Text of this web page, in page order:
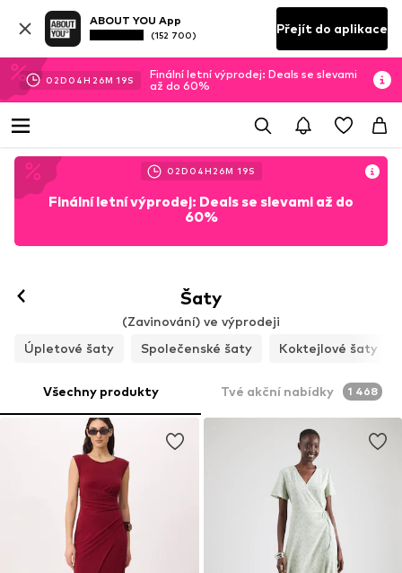
ABOUT YOU App
(152 700) Přejít do aplikace
02D 04H 26M 16S
Finální letní výprodej: Deals se slevami
až do 60%
02D 04H 26M 16S
Finální letní výprodej: Deals se slevami až do
60%
Šaty
(Zavinování) ve výprodeji
Úpletové šaty
Společenské šaty Koktejlové šaty
Všechny produkty Tvé akční nabídky 1 468